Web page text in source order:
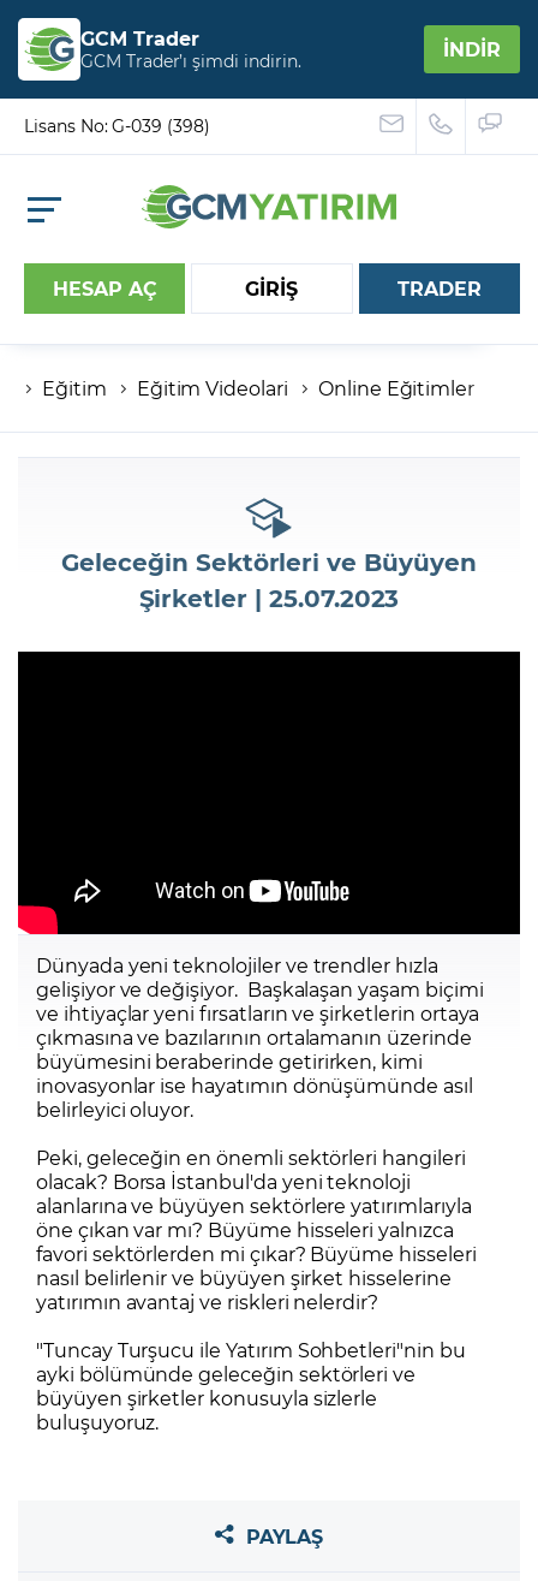
GCM Trader
GCM Trader’ı şimdi indirin. İNDİR
Lisans No: G-039 (398)
HESAP AÇ GİRİŞ
Hesap numaranız
Şifreniz
Şifremi Unuttum
TRADER
Eğitim Eğitim Videolari Online Eğitimler
Geleceğin Sektörleri ve Büyüyen
Şirketler | 25.07.2023
Dünyada yeni teknolojiler ve trendler hızla
gelişiyor ve değişiyor. Başkalaşan yaşam biçimi
ve ihtiyaçlar yeni fırsatların ve şirketlerin ortaya
çıkmasına ve bazılarının ortalamanın üzerinde
büyümesini beraberinde getirirken, kimi
inovasyonlar ise hayatımın dönüşümünde asıl
belirleyici oluyor.
Peki, geleceğin en önemli sektörleri hangileri
olacak? Borsa İstanbul'da yeni teknoloji
alanlarına ve büyüyen sektörlere yatırımlarıyla
öne çıkan var mı? Büyüme hisseleri yalnızca
favori sektörlerden mi çıkar? Büyüme hisseleri
nasıl belirlenir ve büyüyen şirket hisselerine
yatırımın avantaj ve riskleri nelerdir?
"Tuncay Turşucu ile Yatırım Sohbetleri"nin bu
ayki bölümünde geleceğin sektörleri ve
büyüyen şirketler konusuyla sizlerle
buluşuyoruz.
PAYLAŞ